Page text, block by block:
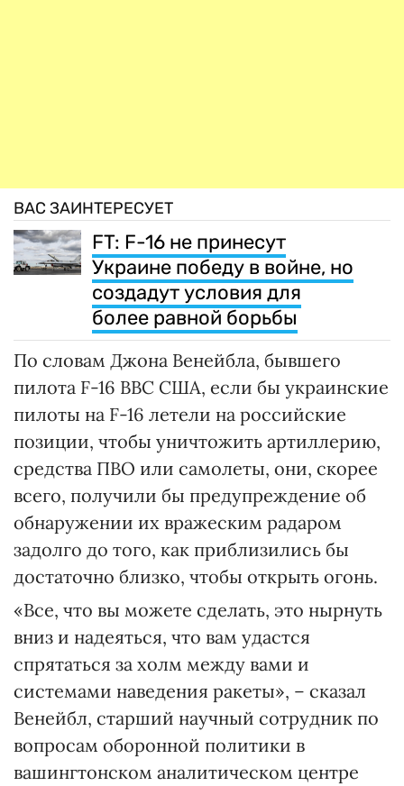
ВАС ЗАИНТЕРЕСУЕТ
FT: F-16 не принесут
Украине победу в войне, но
создадут условия для
более равной борьбы
По словам Джона Венейбла, бывшего
пилота F-16 ВВС США, если бы украинские
пилоты на F-16 летели на российские
позиции, чтобы уничтожить артиллерию,
средства ПВО или самолеты, они, скорее
всего, получили бы предупреждение об
обнаружении их вражеским радаром
задолго до того, как приблизились бы
достаточно близко, чтобы открыть огонь.
«Все, что вы можете сделать, это нырнуть
вниз и надеяться, что вам удастся
спрятаться за холм между вами и
системами наведения ракеты», – сказал
Венейбл, старший научный сотрудник по
вопросам оборонной политики в
вашингтонском аналитическом центре